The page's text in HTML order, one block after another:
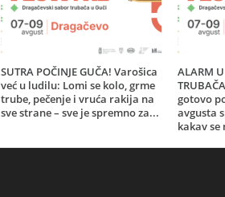
SUTRA POČINJE GUČA! Varošica
već u ludilu: Lomi se kolo, grme
trube, pečenje i vruća rakija na
sve strane – sve je spremno za...
ALARM U
gotovo
avgusta
kakav se